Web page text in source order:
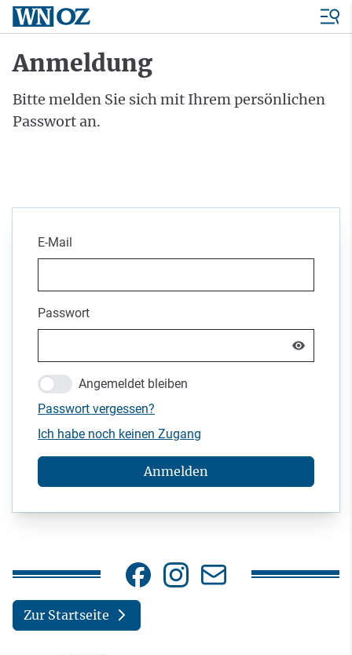
Anmeldung
Bitte melden Sie sich mit Ihrem persönlichen
Passwort an.
E-Mail
Passwort
Angemeldet bleiben
Passwort vergessen?
Ich habe noch keinen Zugang
Anmelden
Zur Startseite